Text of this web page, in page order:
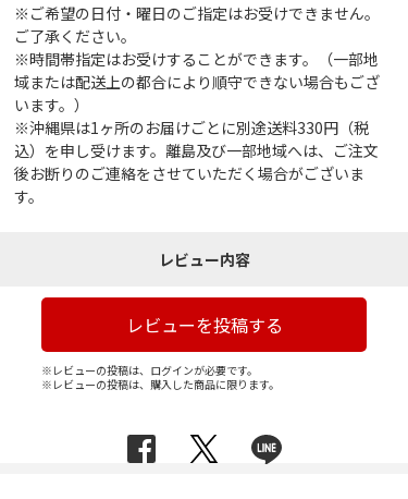
※ご希望の日付・曜日のご指定はお受けできません。
ご了承ください。
※時間帯指定はお受けすることができます。（一部地
域または配送上の都合により順守できない場合もござ
います。）
※沖縄県は1ヶ所のお届けごとに別途送料330円（税
込）を申し受けます。離島及び一部地域へは、ご注文
後お断りのご連絡をさせていただく場合がございま
す。
レビュー内容
レビューを投稿する
※レビューの投稿は、ログインが必要です。
※レビューの投稿は、購入した商品に限ります。